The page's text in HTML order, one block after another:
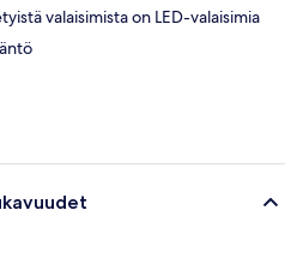
valaisimista on LED-valaisimia